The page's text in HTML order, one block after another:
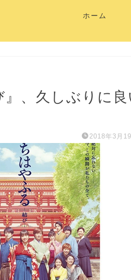
ホーム
、久しぶりに良
2018年3月